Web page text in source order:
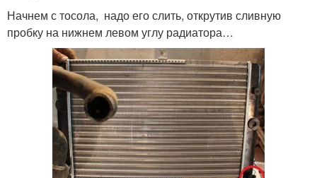
Начнем с тосола, надо его слить, открутив сливную
пробку на нижнем левом углу радиатора…